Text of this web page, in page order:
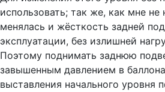
использовать; так же, как мне не
менялась и жёсткость задней
эксплуатации, без излишней
Поэтому поднимать заднюю
завышенным давлением в
выставления начального уровня